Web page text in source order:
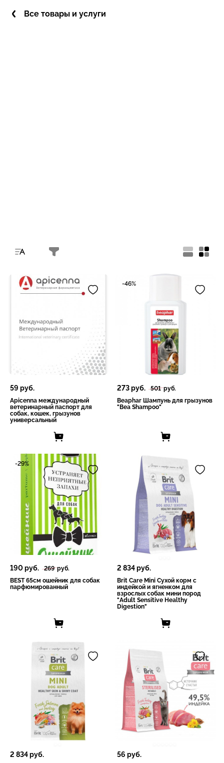
Все товары и услуги
59 руб.
Apicenna международный
ветеринарный паспорт для
собак, кошек, грызунов
универсальный
273руб. 501руб.
Beaphar Шампунь для грызунов
"Bea Shampoo"
-46%
190руб. 269руб.
BEST 65см ошейник для собак
парфюмированный
-29%
2 834руб.
Brit Care Mini Сухой корм с
индейкой и ягненком для
взрослых cобак мини пород
"Adult Sensitive Healthy
Digestion"
2 834руб. 56 руб.